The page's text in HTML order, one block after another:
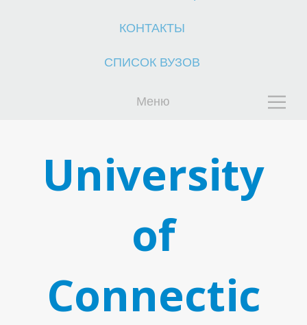
КОНТАКТЫ
СПИСОК ВУЗОВ
Меню
У
University
of
Connectic